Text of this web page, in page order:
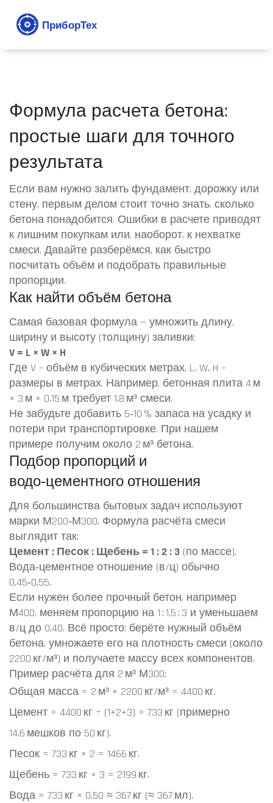
Формула расчета бетона:
простые шаги для точного
результата
Если вам нужно залить фундамент, дорожку или
стену, первым делом стоит точно знать, сколько
бетона понадобится. Ошибки в расчете приводят
к лишним покупкам или, наоборот, к нехватке
смеси. Давайте разберёмся, как быстро
посчитать объём и подобрать правильные
пропорции.
Как найти объём бетона
Самая базовая формула — умножить длину,
ширину и высоту (толщину) заливки:
V = L × W × H
Где V – объём в кубических метрах, L, W, H –
размеры в метрах. Например, бетонная плита 4 м
× 3 м × 0,15 м требует 1,8 м³ смеси.
Не забудьте добавить 5‑10 % запаса на усадку и
потери при транспортировке. При нашем
примере получим около 2 м³ бетона.
Подбор пропорций и
водо‑цементного отношения
Для большинства бытовых задач используют
марки М200‑М300. Формула расчёта смеси
выглядит так:
Цемент : Песок : Щебень = 1 : 2 : 3 (по массе).
Вода‑цементное отношение (в/ц) обычно
0,45‑0,55.
Если нужен более прочный бетон, например
М400, меняем пропорцию на 1 : 1,5 : 3 и уменьшаем
в/ц до 0,40. Всё просто: берёте нужный объём
бетона, умножаете его на плотность смеси (около
2200 кг/м³) и получаете массу всех компонентов.
Пример расчёта для 2 м³ М300:
Общая масса = 2 м³ × 2200 кг/м³ = 4400 кг.
Цемент = 4400 кг ÷ (1+2+3) = 733 кг (примерно
14,6 мешков по 50 кг).
Песок = 733 кг × 2 = 1466 кг.
Щебень = 733 кг × 3 = 2199 кг.
Вода = 733 кг × 0,50 ≈ 367 кг (≈ 367 мл).